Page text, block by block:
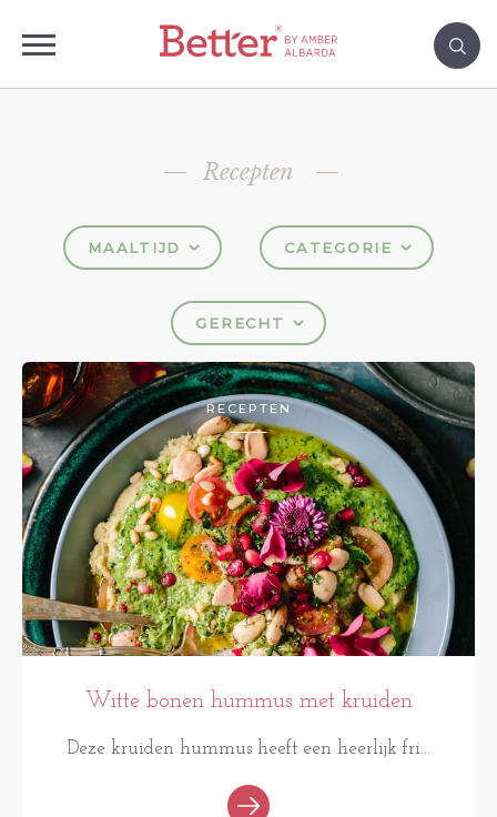
Recepten
MAALTIJD CATEGORIE
GERECHT
RECEPTEN
Witte bonen hummus met kruiden
Deze kruiden hummus heeft een heerlijk fri...